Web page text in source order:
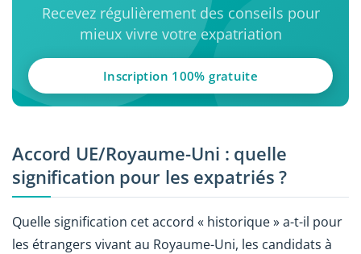
Recevez régulièrement des conseils pour
mieux vivre votre expatriation
Inscription 100% gratuite
Accord UE/Royaume-Uni : quelle
signification pour les expatriés ?
Quelle signification cet accord « historique » a-t-il pour
les étrangers vivant au Royaume-Uni, les candidats à